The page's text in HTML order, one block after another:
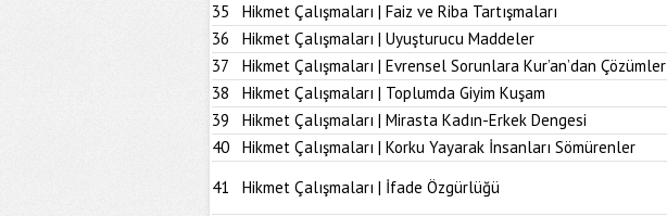
35
Hikmet Çalışmaları | Faiz ve Riba Tartışmaları
36
Hikmet Çalışmaları | Uyuşturucu Maddeler
37
Hikmet Çalışmaları | Evrensel Sorunlara Kur’an’dan Çözümler
38
Hikmet Çalışmaları | Toplumda Giyim Kuşam
39
Hikmet Çalışmaları | Mirasta Kadın-Erkek Dengesi
40
Hikmet Çalışmaları | Korku Yayarak İnsanları Sömürenler
41
Hikmet Çalışmaları | İfade Özgürlüğü